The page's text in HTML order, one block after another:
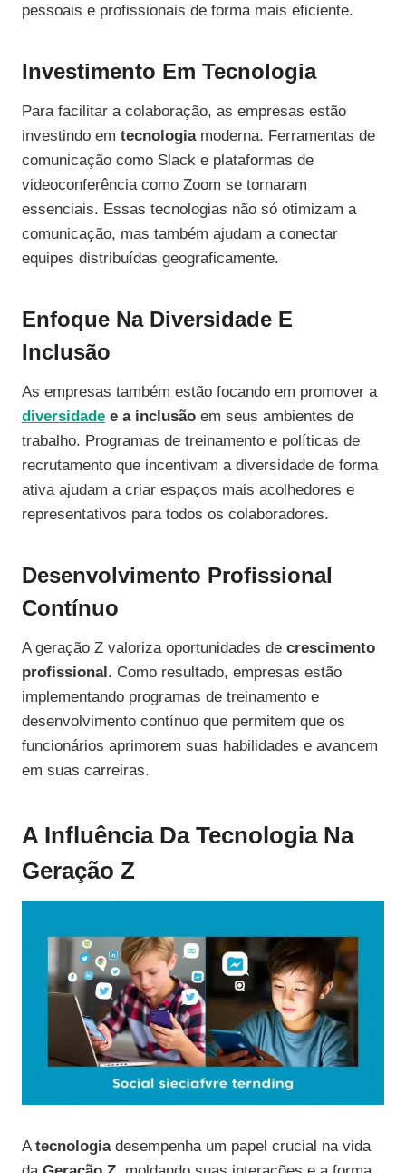
pessoais e profissionais de forma mais eficiente.
Investimento Em Tecnologia
Para facilitar a colaboração, as empresas estão
investindo em tecnologiamoderna. Ferramentas de
comunicação como Slack e plataformas de
videoconferência como Zoom se tornaram
essenciais. Essas tecnologias não só otimizam a
comunicação, mas também ajudam a conectar
equipes distribuídas geograficamente.
Enfoque Na Diversidade E
Inclusão
As empresas também estão focando em promover a
diversidade e a inclusão em seus ambientes de
trabalho. Programas de treinamento e políticas de
recrutamento que incentivam a diversidade de forma
ativa ajudam a criar espaços mais acolhedores e
representativos para todos os colaboradores.
Desenvolvimento Profissional
Contínuo
A geração Z valoriza oportunidades de crescimento
profissional . Como resultado, empresas estão
implementando programas de treinamento e
desenvolvimento contínuo que permitem que os
funcionários aprimorem suas habilidades e avancem
em suas carreiras.
A Influência Da Tecnologia Na
Geração Z
Atecnologiadesempenha um papel crucial na vida